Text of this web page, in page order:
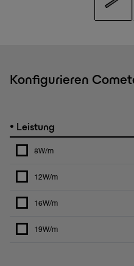
Konfigurieren
• Leistung
8W/m
12W/m
16W/m
19W/m